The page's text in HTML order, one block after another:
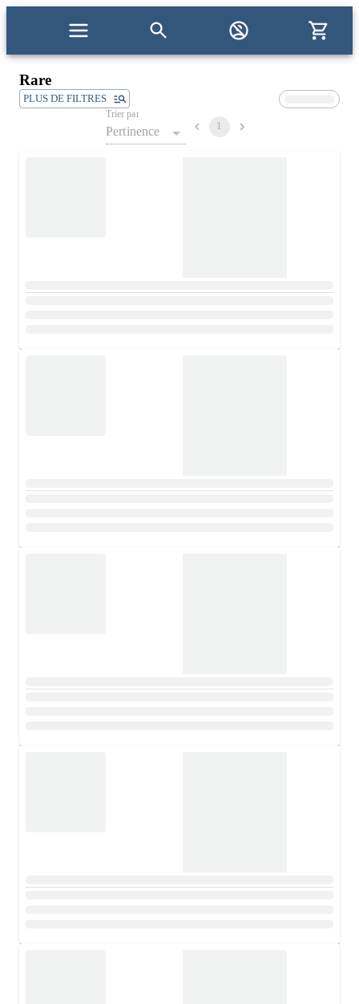
Rare
PLUS DE FILTRES
Trier par
Pertinence 1